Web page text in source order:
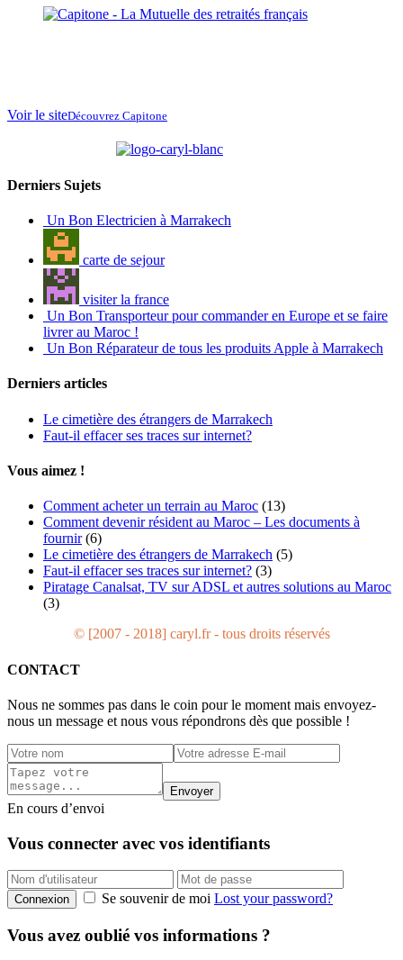
Voir le siteDécouvrez Capitone
Derniers Sujets
Un Bon Electricien à Marrakech
carte de sejour
visiter la france
Un Bon Transporteur pour commander en Europe et se faire
livrer au Maroc !
Un Bon Réparateur de tous les produits Apple à Marrakech
Derniers articles
Le cimetière des étrangers de Marrakech
Faut-il effacer ses traces sur internet?
Vous aimez !
Comment acheter un terrain au Maroc (13)
Comment devenir résident au Maroc – Les documents à
fournir (6)
Le cimetière des étrangers de Marrakech (5)
Faut-il effacer ses traces sur internet? (3)
Piratage Canalsat, TV sur ADSL et autres solutions au Maroc
(3)
© [2007 - 2018] caryl.fr - tous droits réservés
CONTACT
Nous ne sommes pas dans le coin pour le moment mais envoyez-
nous un message et nous vous répondrons dès que possible !
Envoyer
En cours d’envoi
Vous connecter avec vos identifiants
Connexion Se souvenir de moi Lost your password?
Vous avez oublié vos informations ?